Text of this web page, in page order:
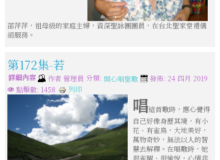
邵萍萍，祖母級的家庭主婦，資深聖詠團團員，在台北聖家堂禮儀
組服務。
第172集-若
詳細內容 作者 管理員 分類: 開心唱聖歌
發佈: 24 四月 2019
點擊數: 1458
列印
唱這首歌時，應心覺得
自己好像身歷其境，有小
花、有雀鳥，大地美好，
萬物奇妙，無法以人的智
慧去解釋。在唱歌時，她
很雀躍、很愉悅，心情非